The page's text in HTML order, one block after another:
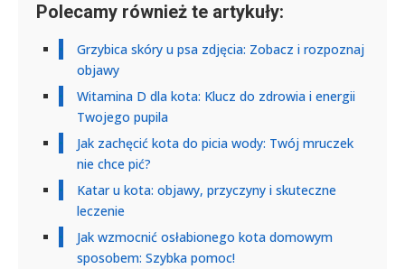
Polecamy również te artykuły:
Grzybica skóry u psa zdjęcia: Zobacz i rozpoznaj
objawy
Witamina D dla kota: Klucz do zdrowia i energii
Twojego pupila
Jak zachęcić kota do picia wody: Twój mruczek
nie chce pić?
Katar u kota: objawy, przyczyny i skuteczne
leczenie
Jak wzmocnić osłabionego kota domowym
sposobem: Szybka pomoc!